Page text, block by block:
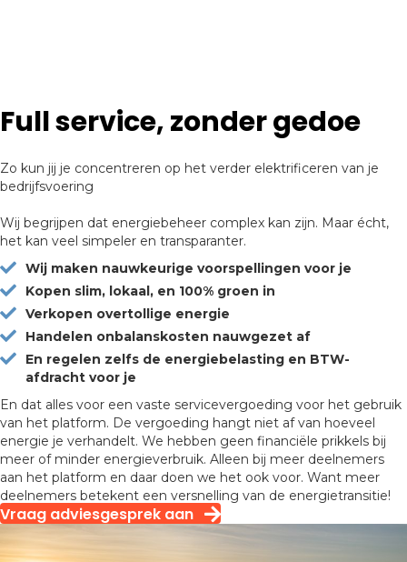
Full service, zonder gedoe
Zo kun jij je concentreren op het verder elektrificeren van je
bedrijfsvoering
Wij begrijpen dat energiebeheer complex kan zijn. Maar écht,
het kan veel simpeler en transparanter.
Wij maken nauwkeurige voorspellingen voor je
Kopen slim, lokaal, en 100% groen in
Verkopen overtollige energie
Handelen onbalanskosten nauwgezet af
En regelen zelfs de energiebelasting en BTW-
afdracht voor je
En dat alles voor een vaste servicevergoeding voor het gebruik
van het platform. De vergoeding hangt niet af van hoeveel
energie je verhandelt. We hebben geen financiële prikkels bij
meer of minder energieverbruik. Alleen bij meer deelnemers
aan het platform en daar doen we het ook voor. Want meer
deelnemers betekent een versnelling van de energietransitie!
Vraag adviesgesprek aan